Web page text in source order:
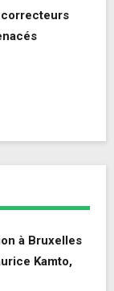
correcteurs
à Bruxelles
Kamto,